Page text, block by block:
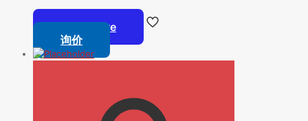
Read more
询价